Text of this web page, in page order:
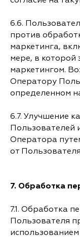
6.6.
против
маркетинга,
мере, в которой
маркетингом.
Оператору
определенном
6.7. Улучшение
Оператора
от
7. Обработка
7.1. Обработка
Пользователя